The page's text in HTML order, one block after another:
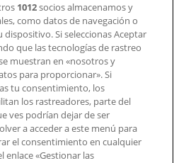
de marketing
en el mapa
en la web o en la
1012socios almacenamos y
como datos de navegación o
Si seleccionas Aceptar
que las tecnologías de rastreo
muestran en «nosotros y
para proporcionar». Si
tu consentimiento, los
los rastreadores, parte del
ves podrían dejar de ser
a acceder a este menú para
el consentimiento en cualquier
enlace «Gestionar las